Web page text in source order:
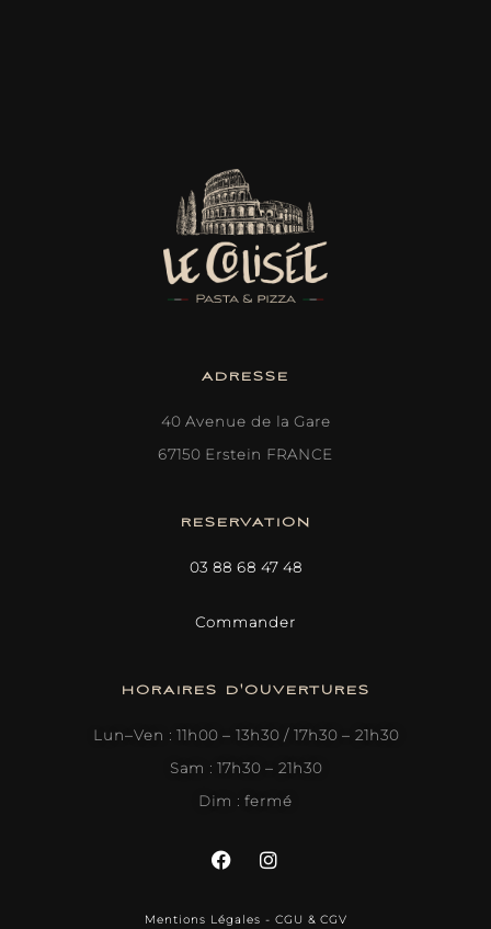
ADRESSE
40 Avenue de la Gare
67150 Erstein FRANCE
RESERVATION
03 88 68 47 48
Commander
HORAIRES D'OUVERTURES
Lun–Ven : 11h00 – 13h30 / 17h30 – 21h30
Sam : 17h30 – 21h30
Dim : fermé
Mentions Légales - CGU & CGV